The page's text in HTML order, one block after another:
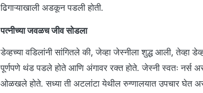
ढिगाऱ्याखाली अडकून पडली होती.
पत्नीच्या जवळच जीव सोडला
डेव्हच्या वडिलांनी सांगितले की, जेव्हा जेस्नीला शुद्ध आली, तेव्हा
पूर्णपणे थंड पडले होते आणि अंगावर रक्त होते. जेस्नी स्वतः नर्स
ओळखले होते. सध्या ती अटलांटा येथील रुग्णालयात उपचार घेत